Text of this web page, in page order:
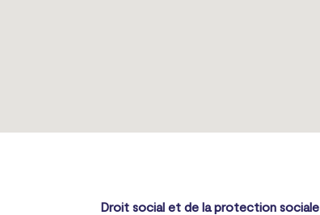
Droit social et de la protection sociale